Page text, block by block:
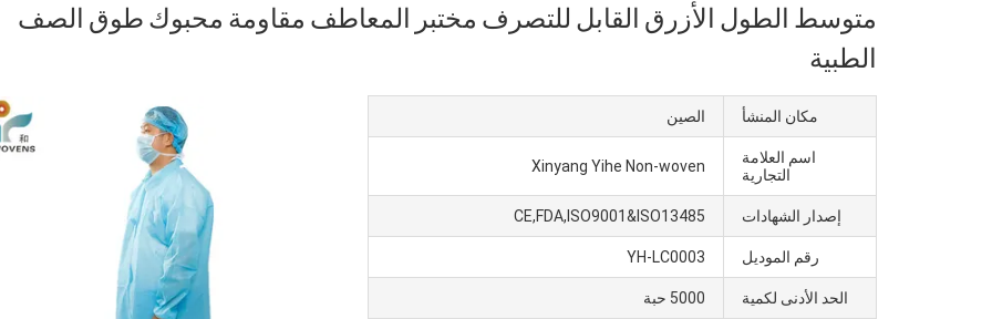
متوسط ​​الطول الأزرق القابل للتصرف مختبر المعاطف مقاومة محبوك طوق الصف
الطبية
مكان المنشأ الصين
اسم العلامة
التجارية
Xinyang Yihe Non-woven
إصدار الشهادات CE,FDA,ISO9001&ISO13485
رقم الموديل YH-LC0003
الحد الأدنى لكمية 5000 حبة